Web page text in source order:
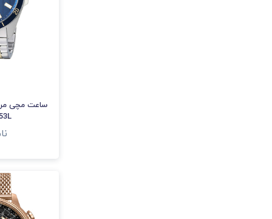
ساعت مچی